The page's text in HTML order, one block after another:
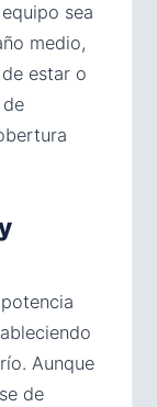
sea
medio,
estar o
Aunque
de